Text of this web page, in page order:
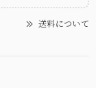
送料について